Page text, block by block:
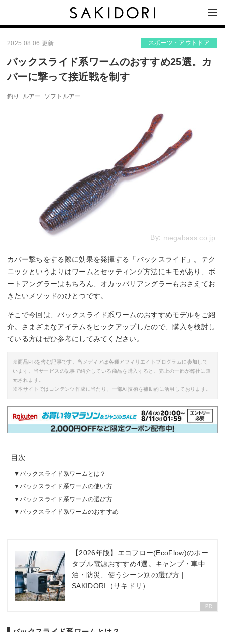
2025.08.06 更新 スポーツ・アウトドア
バックスライド系ワームのおすすめ25選。カ
バーに撃って接近戦を制す
釣り ルアー ソフトルアー
By: megabass.co.jp
カバー撃ちをする際に効果を発揮する「バックスライド」。テク
ニックというよりはワームとセッティング方法にキモがあり、ボ
ートアングラーはもちろん、オカッパリアングラーもおさえてお
きたいメソッドのひとつです。
そこで今回は、バックスライド系ワームのおすすめモデルをご紹
介。さまざまなアイテムをピックアップしたので、購入を検討し
ている方はぜひ参考にしてみてください。
※商品PRを含む記事です。当メディアは各種アフィリエイトプログラムに参加して
います。当サービスの記事で紹介している商品を購入すると、売上の一部が弊社に還
元されます。
※本サイトではコンテンツ作成に当たり、一部AI技術を補助的に活用しております。
目次
バックスライド系ワームとは？
バックスライド系ワームの使い方
バックスライド系ワームの選び方
バックスライド系ワームのおすすめ
【2026年版】エコフロー(EcoFlow)のポー
タブル電源おすすめ4選。キャンプ・車中
泊・防災、使うシーン別の選び方 |
SAKIDORI（サキドリ）
PR